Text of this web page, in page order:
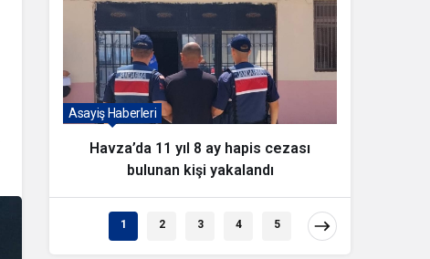
Gündüz Modu
Gündüz modunu seçin.
Gece Modu
Gece modunu seçin.
Sistem Modu
Asayiş Haberleri
Havza’da 11 yıl 8 ay hapis cezası
bulunan kişi yakalandı
1 2 3 4 5